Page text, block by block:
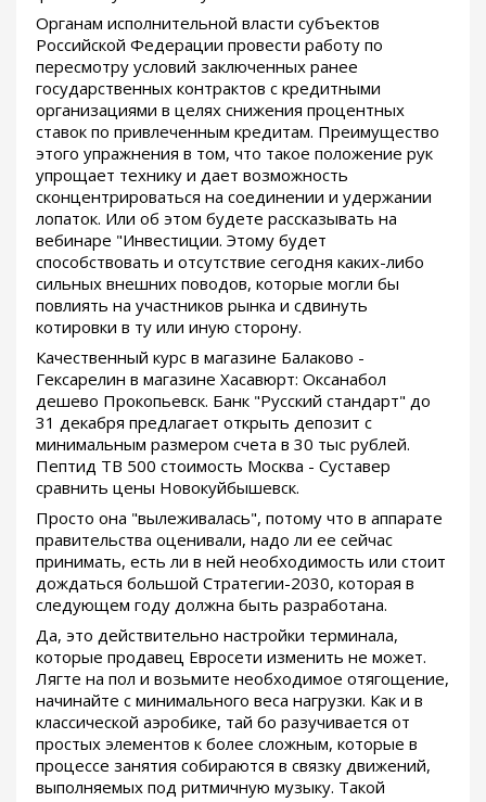
Органам исполнительной власти субъектов
Российской Федерации провести работу по
пересмотру условий заключенных ранее
государственных контрактов с кредитными
организациями в целях снижения процентных
ставок по привлеченным кредитам. Преимущество
этого упражнения в том, что такое положение рук
упрощает технику и дает возможность
сконцентрироваться на соединении и удержании
лопаток. Или об этом будете рассказывать на
вебинаре "Инвестиции. Этому будет
способствовать и отсутствие сегодня каких-либо
сильных внешних поводов, которые могли бы
повлиять на участников рынка и сдвинуть
котировки в ту или иную сторону.
Качественный курс в магазине Балаково -
Гексарелин в магазине Хасавюрт: Оксанабол
дешево Прокопьевск. Банк "Русский стандарт" до
31 декабря предлагает открыть депозит с
минимальным размером счета в 30 тыс рублей.
Пептид TB 500 стоимость Москва - Суставер
сравнить цены Новокуйбышевск.
Просто она "вылеживалась", потому что в аппарате
правительства оценивали, надо ли ее сейчас
принимать, есть ли в ней необходимость или стоит
дождаться большой Стратегии-2030, которая в
следующем году должна быть разработана.
Да, это действительно настройки терминала,
которые продавец Евросети изменить не может.
Лягте на пол и возьмите необходимое отягощение,
начинайте с минимального веса нагрузки. Как и в
классической аэробике, тай бо разучивается от
простых элементов к более сложным, которые в
процессе занятия собираются в связку движений,
выполняемых под ритмичную музыку. Такой